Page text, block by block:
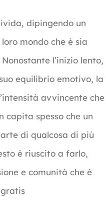
dipingendo un
mondo che è sia
l’inizio lento,
equilibrio emotivo, la
avvincente che
capita spesso che un
di qualcosa di più
è riuscito a farlo,
e comunità che è